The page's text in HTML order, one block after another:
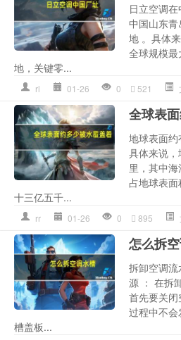
日立空调
中国山东
地 。具体
全球规模
地，关键零...
rl 01-26 0 521
全球表
地球表面约
具体来说
里，其中海
占地球表
十三亿五千...
rr 01-26 0 895
怎么拆
拆卸空调
源 ： 在拆
首先要关
过程中不
槽盖板...